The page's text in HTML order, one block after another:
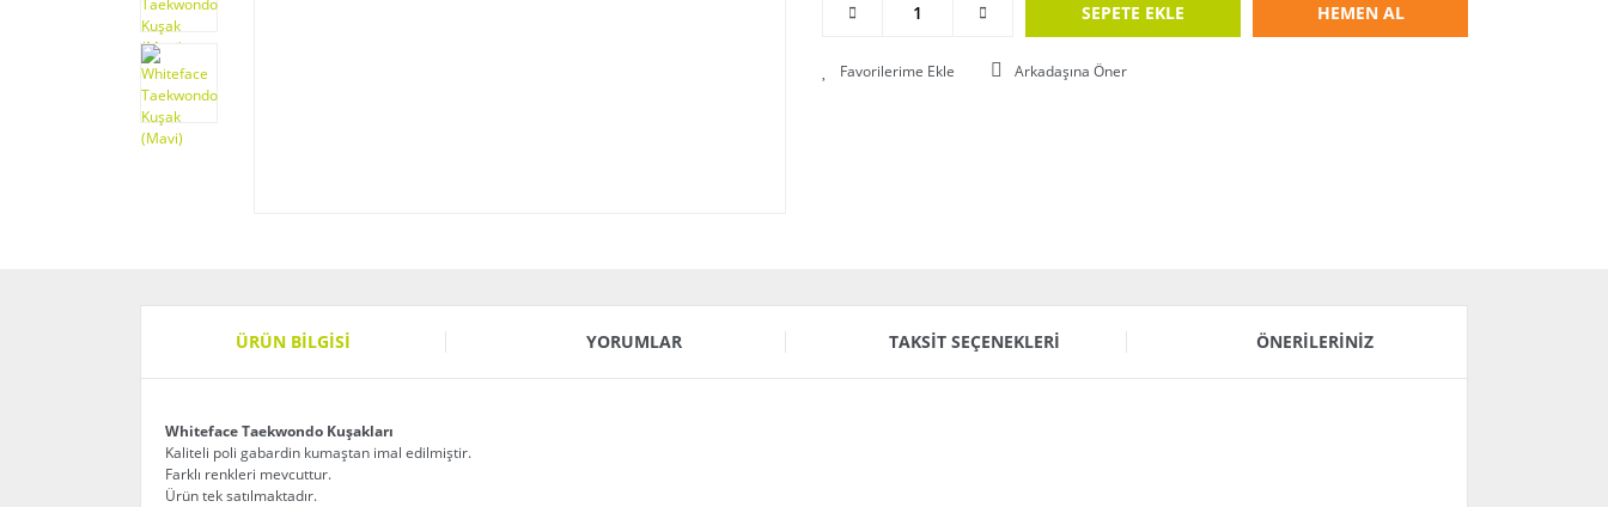
SEPETE EKLE HEMEN AL
Arkadaşına Öner
ÜRÜN BILGISI YORUMLAR TAKSIT SEÇENEKLERI ÖNERILERINIZ
Whiteface Taekwondo Kuşakları
Kaliteli poli gabardin kumaştan imal edilmiştir.
Farklı renkleri mevcuttur.
Ürün tek satılmaktadır.